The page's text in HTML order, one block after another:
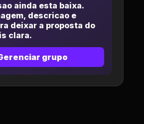
ainda esta baixa.
descricao e
deixar a proposta do
clara.
grupo